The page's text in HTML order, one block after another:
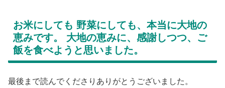
お米にしても 野菜にしても、本当に大地の
恵みです。 大地の恵みに、感謝しつつ、ご
飯を食べようと思いました。
最後まで読んでくださりありがとうございました。